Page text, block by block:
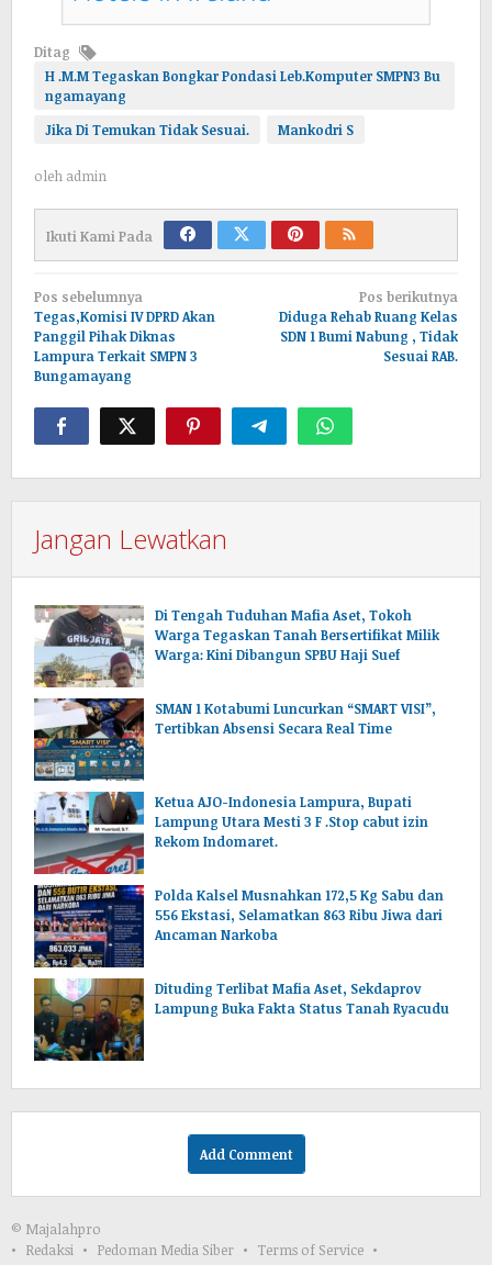
Ditag
H .M.M Tegaskan Bongkar Pondasi Leb.Komputer SMPN3 Bu
ngamayang
Jika Di Temukan Tidak Sesuai.
Mankodri S
oleh admin
Ikuti Kami Pada
Navigasi
pos
Pos sebelumnya
Tegas,Komisi IV DPRD Akan
Panggil Pihak Diknas
Lampura Terkait SMPN 3
Bungamayang
Pos berikutnya
Diduga Rehab Ruang Kelas
SDN 1 Bumi Nabung , Tidak
Sesuai RAB.
Jangan Lewatkan
Di Tengah Tuduhan Mafia Aset, Tokoh
Warga Tegaskan Tanah Bersertifikat Milik
Warga: Kini Dibangun SPBU Haji Suef
SMAN 1 Kotabumi Luncurkan “SMART VISI”,
Tertibkan Absensi Secara Real Time
Ketua AJO-Indonesia Lampura, Bupati
Lampung Utara Mesti 3 F .Stop cabut izin
Rekom Indomaret.
Polda Kalsel Musnahkan 172,5 Kg Sabu dan
556 Ekstasi, Selamatkan 863 Ribu Jiwa dari
Ancaman Narkoba
Dituding Terlibat Mafia Aset, Sekdaprov
Lampung Buka Fakta Status Tanah Ryacudu
Add Comment
© Majalahpro
Redaksi
Pedoman Media Siber
Terms of Service